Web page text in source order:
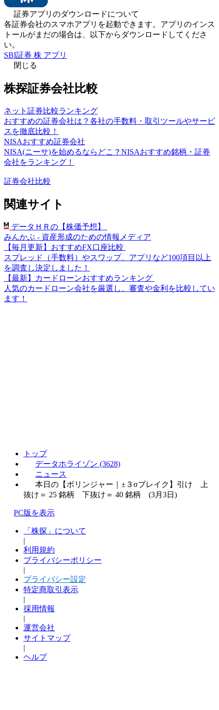
証券アプリのダウンロードについて
各証券会社のスマホアプリを起動できます。アプリのインス
トールがまだの場合は、以下からダウンロードしてくださ
い。
SBI証券 株 アプリ
閉じる
株探証券会社比較
ネット証券比較ランキング
おすすめの証券会社は？各社の手数料・取引ツールやサービ
スを徹底比較！
NISAおすすめ証券会社
NISA(ニーサ)を始めるならどこ？NISAおすすめ銘柄・証券
会社をランキング！
証券会社比較
関連サイト
データＨＲの【株価予想】
みんかぶ - 資産形成のための情報メディア
【毎月更新】おすすめFX口座比較
スプレッド（手数料）やスワップ、アプリなど100項目以上
を調査し決定しました！
【最新】カードローンおすすめランキング
人気のカードローン会社を厳選し、審査や金利を比較してい
ます！
トップ
データホライゾン (3628)
ニュース
本日の【ボリンジャー｜±３σブレイク】引け 上
抜け＝ 25 銘柄 下抜け＝ 40 銘柄 (3月3日)
PC版を表示
「株探」について
|
利用規約
プライバシーポリシー
|
プライバシー設定
特定商取引表示
|
採用情報
|
運営会社
サイトマップ
|
ヘルプ